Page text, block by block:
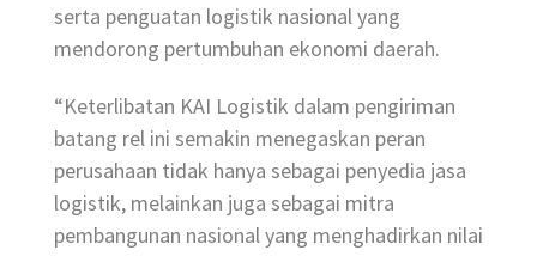
serta penguatan logistik nasional yang
mendorong pertumbuhan ekonomi daerah.
“Keterlibatan KAI Logistik dalam pengiriman
batang rel ini semakin menegaskan peran
perusahaan tidak hanya sebagai penyedia jasa
logistik, melainkan juga sebagai mitra
pembangunan nasional yang menghadirkan nilai